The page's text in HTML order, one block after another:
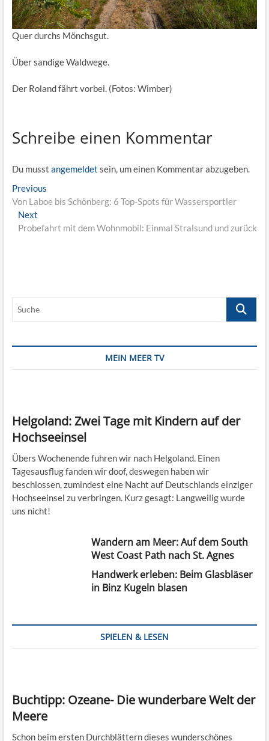
Quer durchs Mönchsgut.
Über sandige Waldwege.
Der Roland fährt vorbei. (Fotos: Wimber)
Schreibe einen Kommentar
Du musst angemeldet sein, um einen Kommentar abzugeben.
Beitragsnavigation
PreviousPrevious
post:
Von Laboe bis Schönberg: 6 Top-Spots für Wassersportler
Next
post:
Probefahrt mit dem Wohnmobil: Einmal Stralsund und zurück
Suche
MEIN MEER TV
Helgoland: Zwei Tage mit Kindern auf der
Hochseeinsel
Übers Wochenende fuhren wir nach Helgoland. Einen
Tagesausflug fanden wir doof, deswegen haben wir
beschlossen, zumindest eine Nacht auf Deutschlands einziger
Hochseeinsel zu verbringen. Kurz gesagt: Langweilig wurde
uns nicht!
Wandern am Meer: Auf dem South
West Coast Path nach St. Agnes
Handwerk erleben: Beim Glasbläser
in Binz Kugeln blasen
SPIELEN & LESEN
Buchtipp: Ozeane- Die wunderbare Welt der
Meere
Schon beim ersten Durchblättern dieses wunderschönes